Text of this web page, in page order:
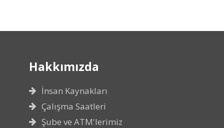
Hakkımızda
İnsan Kaynakları
Çalışma Saatleri
Şube ve ATM'lerimiz